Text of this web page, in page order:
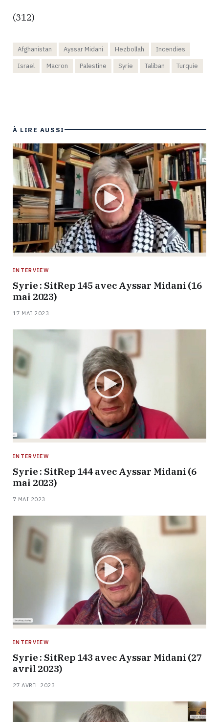
(312)
Afghanistan Ayssar Midani Hezbollah
Incendies
Israel
Macron Palestine Syrie Taliban Turquie
À LIRE AUSSI
INTERVIEW
Syrie : SitRep 145 avec Ayssar Midani (16
mai 2023)
17 MAI 2023
INTERVIEW
Syrie : SitRep 144 avec Ayssar Midani (6
mai 2023)
7 MAI 2023
INTERVIEW
Syrie : SitRep 143 avec Ayssar Midani (27
avril 2023)
27 AVRIL 2023